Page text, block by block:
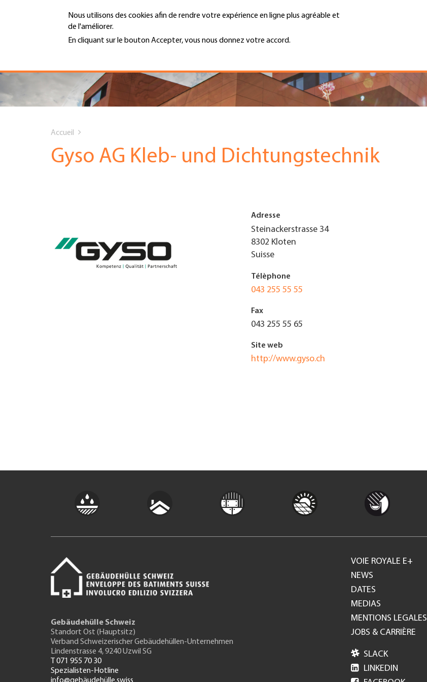
Nous utilisons des cookies afin de rendre votre expérience en ligne plus agréable et
de l'améliorer.
En cliquant sur le bouton Accepter, vous nous donnez votre accord.
Hauptnavigation
PORTRAIT
SERVICES
INFOTHÈQUE
TROUVER ENTREPRISE
MENU
Top
Menu
are
Accueil
Gyso AG Kleb- und Dichtungstechnik
Adresse
Steinackerstrasse 34
8302 Kloten
Suisse
Télèphone
043 255 55 55
Fax
043 255 55 65
Site web
http://www.gyso.ch
Gebäudehülle Schweiz
Standort Ost (Hauptsitz)
Verband Schweizerischer Gebäudehüllen-Unternehmen
Lindenstrasse 4, 9240 Uzwil SG
T 071 955 70 30
Spezialisten-Hotline
Footer
GH
VOIE ROYALE E+
NEWS
DATES
MEDIAS
MENTIONS LEGALES
JOBS & CARRIÈRE
 SLACK
 LINKEDIN